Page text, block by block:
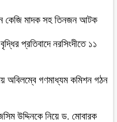
কেজি মাদক সহ তিনজন আটক
প্রতিবাদে নরসিংদীতে ১১
অবিলম্বে গণমাধ্যম কমিশন গঠন
উদ্দিনকে নিয়ে ড. মোবারক